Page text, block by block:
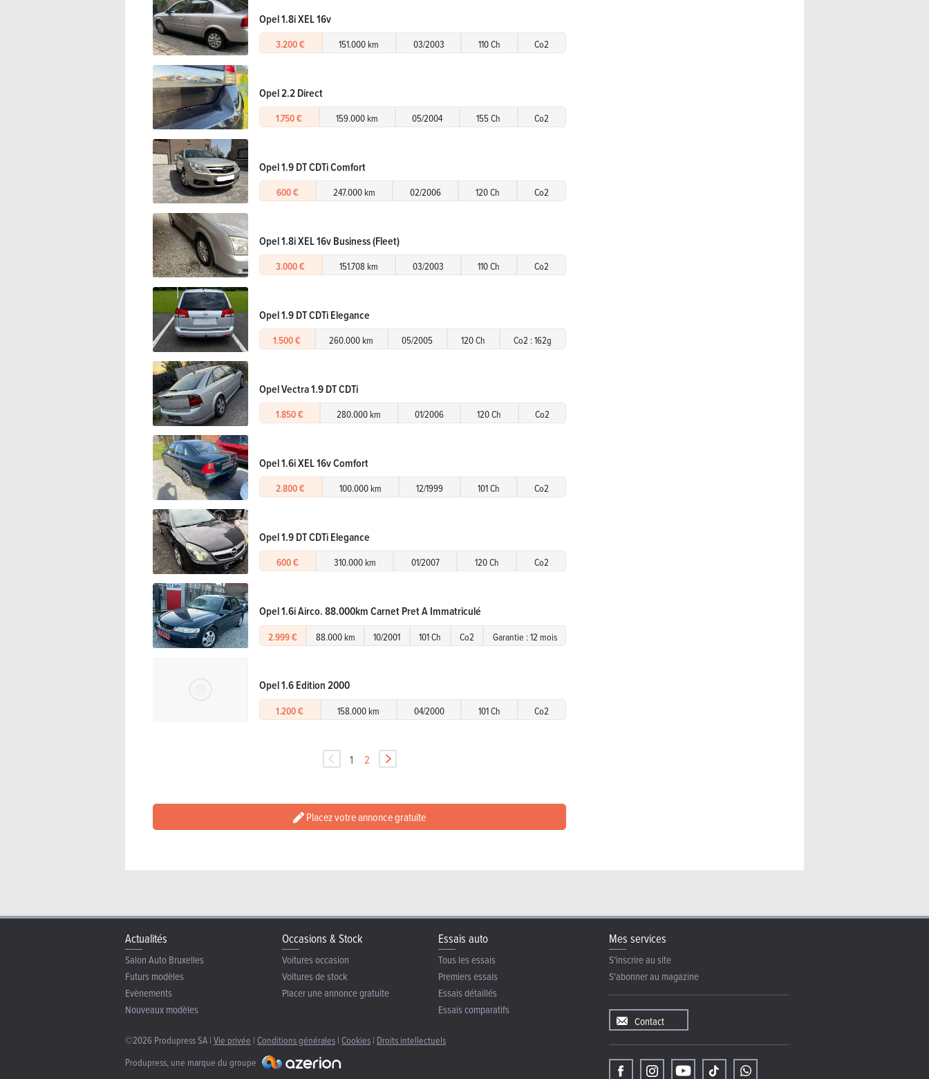
Opel 1.8i XEL 16v
3.200 € 151.000 km 03/2003 110 Ch Co2
Opel 2.2 Direct
1.750 € 159.000 km 05/2004 155 Ch Co2
Opel 1.9 DT CDTi Comfort
600 € 247.000 km 02/2006 120 Ch Co2
Opel 1.8i XEL 16v Business (Fleet)
3.000 € 151.708 km 03/2003 110 Ch Co2
Opel 1.9 DT CDTi Elegance
1.500 € 260.000 km 05/2005 120 Ch Co2 : 162g
Opel Vectra 1.9 DT CDTi
1.850 € 280.000 km 01/2006 120 Ch Co2
Opel 1.6i XEL 16v Comfort
2.800 € 100.000 km 12/1999 101 Ch Co2
Opel 1.9 DT CDTi Elegance
600 € 310.000 km 01/2007 120 Ch Co2
Opel 1.6i Airco. 88.000km Carnet Pret A Immatriculé
2.999 € 88.000 km 10/2001 101 Ch Co2 Garantie : 12 mois
Opel 1.6 Edition 2000
1.200 € 158.000 km 04/2000 101 Ch Co2
1 2
Placez votre annonce gratuite
Actualités
Salon Auto Bruxelles
Futurs modèles
Evènements
Nouveaux modèles
Occasions & Stock
Voitures occasion
Voitures de stock
Placer une annonce gratuite
Essais auto
Tous les essais
Premiers essais
Essais détaillés
Essais comparatifs
©2026 Produpress SA | Vie privée | Conditions générales | Cookies | Droits intellectuels
Produpress, une marque du groupe
Mes services
S'inscrire au site
S'abonner au magazine
Contact